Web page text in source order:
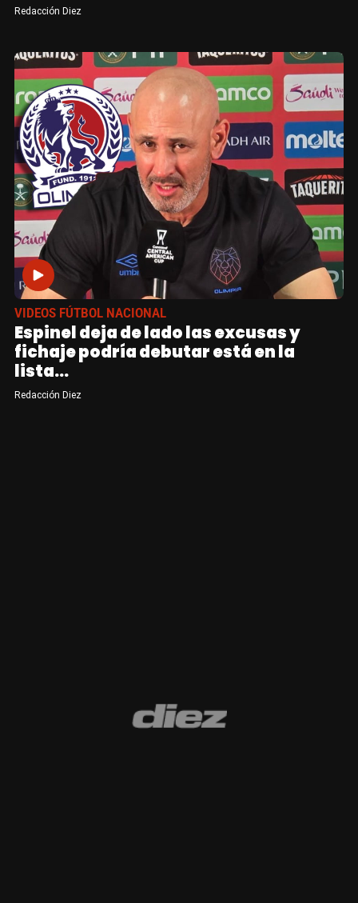
Redacción Diez
VIDEOS FÚTBOL NACIONAL
Espinel deja de lado las excusas y
fichaje podría debutar está en la
lista...
Redacción Diez